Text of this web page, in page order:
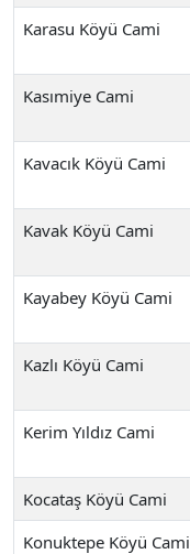
Karasu Köyü Cami
Kasımiye Cami
Kavacık Köyü Cami
Kavak Köyü Cami
Kayabey Köyü Cami
Kazlı Köyü Cami
Kerim Yıldız Cami
Kocataş Köyü Cami
Konuktepe Köyü Cami